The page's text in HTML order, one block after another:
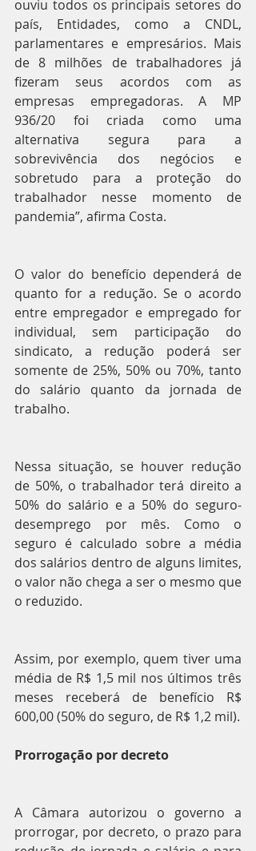
ouviu todos os principais setores do
país, Entidades, como a CNDL,
parlamentares e empresários. Mais
de 8 milhões de trabalhadores já
fizeram seus acordos com as
empresas empregadoras. A MP
936/20 foi criada como uma
alternativa segura para a
sobrevivência dos negócios e
sobretudo para a proteção do
trabalhador nesse momento de
pandemia”, afirma Costa.
O valor do benefício dependerá de
quanto for a redução. Se o acordo
entre empregador e empregado for
individual, sem participação do
sindicato, a redução poderá ser
somente de 25%, 50% ou 70%, tanto
do salário quanto da jornada de
trabalho.
Nessa situação, se houver redução
de 50%, o trabalhador terá direito a
50% do salário e a 50% do seguro-
desemprego por mês. Como o
seguro é calculado sobre a média
dos salários dentro de alguns limites,
o valor não chega a ser o mesmo que
o reduzido.
Assim, por exemplo, quem tiver uma
média de R$ 1,5 mil nos últimos três
meses receberá de benefício R$
600,00 (50% do seguro, de R$ 1,2 mil).
Prorrogação por decreto
A Câmara autorizou o governo a
prorrogar, por decreto, o prazo para